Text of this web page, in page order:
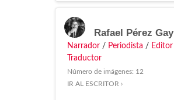
Rafael Pérez Gay
Narrador / Periodista / Editor
Traductor
Número de imágenes: 12
IR AL ESCRITOR ›